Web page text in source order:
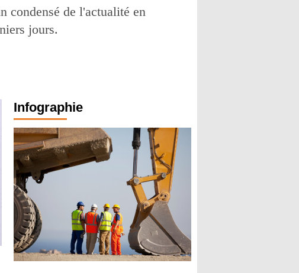
condensé de l'actualité en
jours.
Infographie